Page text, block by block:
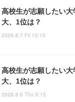
高校生が志願したい
大、1位は？
2026.8.7 Fri 10:15
高校生が志願したい
大、1位は？
2026.8.6 Thu 9:15